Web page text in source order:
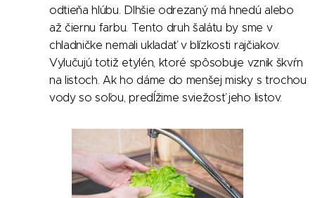
odtieňa hlúbu. Dlhšie odrezaný má hnedú alebo
až čiernu farbu. Tento druh šalátu by sme v
chladničke nemali ukladať v blízkosti rajčiakov.
Vylučujú totiž etylén, ktoré spôsobuje vznik škvŕn
na listoch. Ak ho dáme do menšej misky s trochou
vody so soľou, predĺžime sviežosť jeho listov.